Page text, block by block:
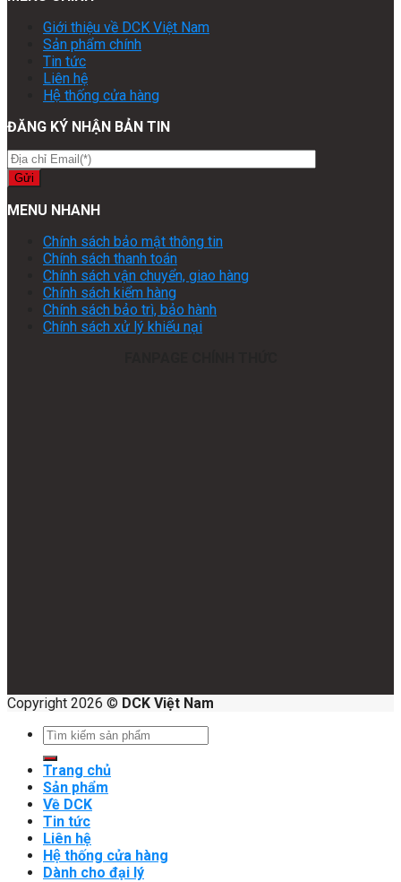
Giới thiệu về DCK Việt Nam
Sản phẩm chính
Tin tức
Liên hệ
Hệ thống cửa hàng
ĐĂNG KÝ NHẬN BẢN TIN
MENU NHANH
Chính sách bảo mật thông tin
Chính sách thanh toán
Chính sách vận chuyển, giao hàng
Chính sách kiểm hàng
Chính sách bảo trì, bảo hành
Chính sách xử lý khiếu nại
Copyright 2026 © DCK Việt Nam
Search
for:
Trang chủ
Sản phẩm
Về DCK
Tin tức
Liên hệ
Hệ thống cửa hàng
Dành cho đại lý